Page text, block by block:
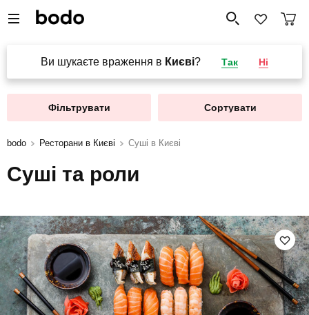
Ви шукаєте враження в Києві? Так Ні
Фільтрувати Сортувати
bodo Ресторани в Києві Суші в Києві
Суші та роли